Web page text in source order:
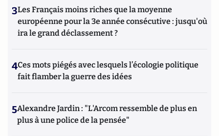
3Les Français moins riches que la moyenne
européenne pour la 3e année consécutive : jusqu'où
ira le grand déclassement ?
4Ces mots piégés avec lesquels l’écologie politique
fait flamber la guerre des idées
5Alexandre Jardin : "L'Arcom ressemble de plus en
plus à une police de la pensée"